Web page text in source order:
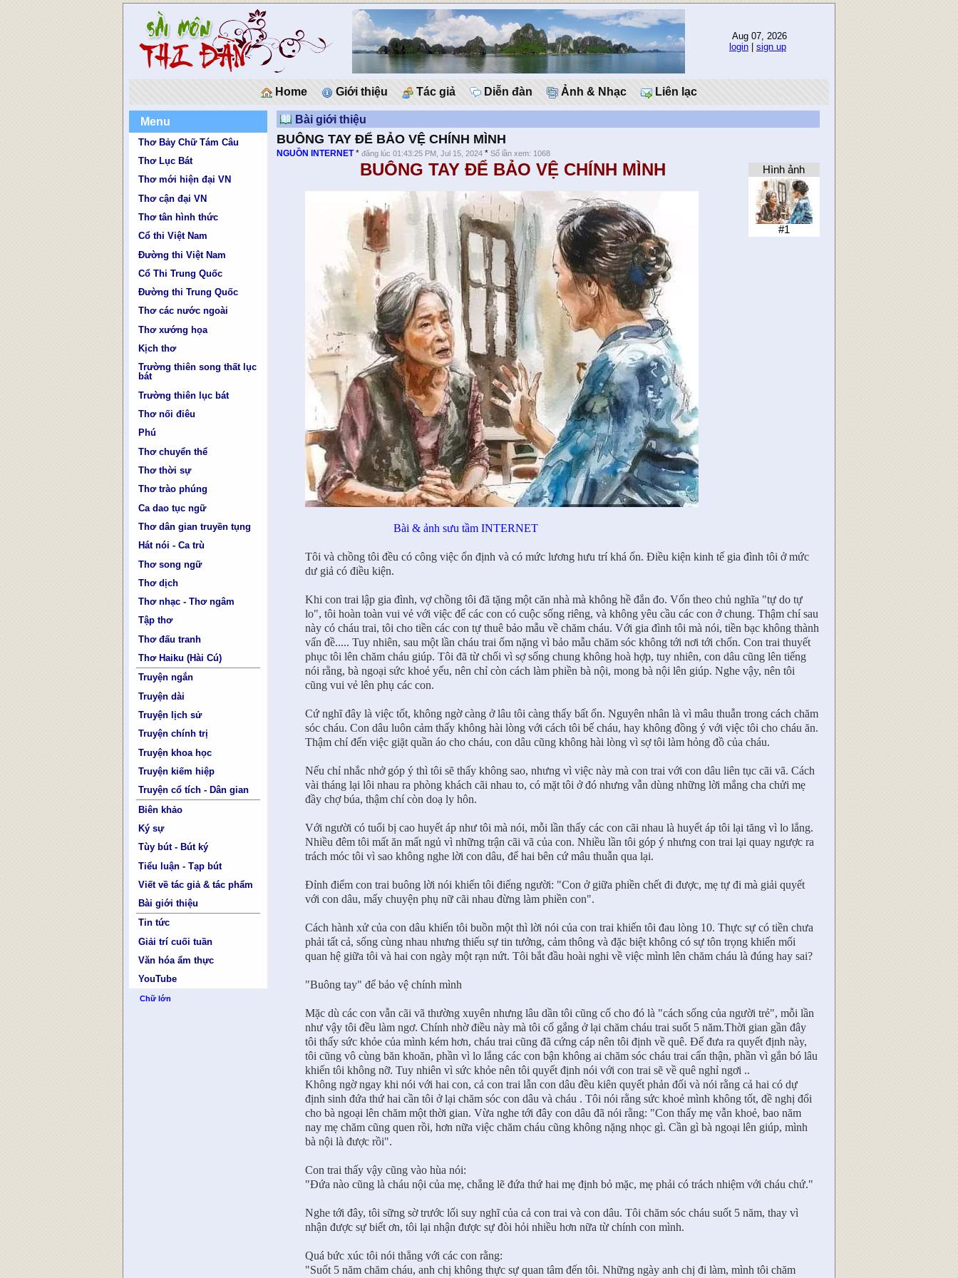
Aug 07, 2026
login
sign up
Home Giới thiệu Tác giả Diễn đàn Ảnh & Nhạc Liên lạc
Menu
Thơ Bảy Chữ Tám Câu
Thơ Lục Bát
Thơ mới hiện đại VN
Thơ cận đại VN
Thơ tân hình thức
Cổ thi Việt Nam
Đường thi Việt Nam
Cổ Thi Trung Quốc
Đường thi Trung Quốc
Thơ các nước ngoài
Thơ xướng họa
Kịch thơ
Trường thiên song thất lục
bát
Trường thiên lục bát
Thơ nối điêu
Phú
Thơ chuyển thể
Thơ thời sự
Thơ trào phúng
Ca dao tục ngữ
Thơ dân gian truyền tụng
Hát nói - Ca trù
Thơ song ngữ
Thơ dịch
Thơ nhạc - Thơ ngâm
Tập thơ
Thơ đấu tranh
Thơ Haiku (Hài Cú)
Truyện ngắn
Truyện dài
Truyện lịch sử
Truyện chính trị
Truyện khoa học
Truyện kiếm hiệp
Truyện cổ tích - Dân gian
Biên khảo
Ký sự
Tùy bút - Bút ký
Tiểu luận - Tạp bút
Viết về tác giả & tác phẩm
Bài giới thiệu
Tin tức
Giải trí cuối tuần
Văn hóa ẩm thực
YouTube
Chữ lớn
Bài giới thiệu
BUÔNG TAY ĐỂ BẢO VỆ CHÍNH MÌNH
NGUỒN INTERNET*đăng lúc 01:43:25 PM, Jul 15, 2024 *Số lần xem: 1068
Hình ảnh
#1
BUÔNG TAY ĐỂ BẢO VỆ CHÍNH MÌNH
Bài & ảnh sưu tầm INTERNET
Tôi và chồng tôi đều có công việc ổn định và có mức lương hưu trí khá ổn. Điều kiện kinh tế gia đình tôi ở mức
dư giả có điều kiện.
Khi con trai lập gia đình, vợ chồng tôi đã tặng một căn nhà mà không hề đắn đo. Vốn theo chủ nghĩa "tự do tự
lo", tôi hoàn toàn vui vẻ với việc để các con có cuộc sống riêng, và không yêu cầu các con ở chung. Thậm chí sau
này có cháu trai, tôi cho tiền các con tự thuê bảo mẫu về chăm cháu. Với gia đình tôi mà nói, tiền bạc không thành
vấn đề..... Tuy nhiên, sau một lần cháu trai ốm nặng vì bảo mẫu chăm sóc không tới nơi tới chốn. Con trai thuyết
phục tôi lên chăm cháu giúp. Tôi đã từ chối vì sợ sống chung không hoà hợp, tuy nhiên, con dâu cũng lên tiếng
nói rằng, bà ngoại sức khoẻ yếu, nên chỉ còn cách làm phiền bà nội, mong bà nội lên giúp. Nghe vậy, nên tôi
cũng vui vẻ lên phụ các con.
Cứ nghĩ đây là việc tốt, không ngờ càng ở lâu tôi càng thấy bất ổn. Nguyên nhân là vì mâu thuẫn trong cách chăm
sóc cháu. Con dâu luôn cảm thấy không hài lòng với cách tôi bế cháu, hay không đồng ý với việc tôi cho cháu ăn.
Thậm chí đến việc giặt quần áo cho cháu, con dâu cũng không hài lòng vì sợ tôi làm hỏng đồ của cháu.
Nếu chỉ nhắc nhở góp ý thì tôi sẽ thấy không sao, nhưng vì việc này mà con trai với con dâu liên tục cãi vã. Cách
vài tháng lại lôi nhau ra phòng khách cãi nhau to, có mặt tôi ở đó nhưng vẫn dùng những lời mắng cha chửi mẹ
đầy chợ búa, thậm chí còn doạ ly hôn.
Với người có tuổi bị cao huyết áp như tôi mà nói, mỗi lần thấy các con cãi nhau là huyết áp tôi lại tăng vì lo lắng.
Nhiều đêm tôi mất ăn mất ngủ vì những trận cãi vã của con. Nhiều lần tôi góp ý nhưng con trai lại quay ngược ra
trách móc tôi vì sao không nghe lời con dâu, để hai bên cứ mâu thuẫn qua lại.
Đỉnh điểm con trai buông lời nói khiến tôi điếng người: "Con ở giữa phiền chết đi được, mẹ tự đi mà giải quyết
với con dâu, mấy chuyện phụ nữ cãi nhau đừng làm phiền con".
Cách hành xử của con dâu khiến tôi buồn một thì lời nói của con trai khiến tôi đau lòng 10. Thực sự có tiền chưa
phải tất cả, sống cùng nhau nhưng thiếu sự tin tưởng, cảm thông và đặc biệt không có sự tôn trọng khiến mối
quan hệ giữa tôi và hai con ngày một rạn nứt. Tôi bắt đầu hoài nghi về việc mình lên chăm cháu là đúng hay sai?
"Buông tay" để bảo vệ chính mình
Mặc dù các con vẫn cãi vã thường xuyên nhưng lâu dần tôi cũng cố cho đó là "cách sống của người trẻ", mỗi lần
như vậy tôi đều làm ngơ. Chính nhờ điều này mà tôi cố gắng ở lại chăm cháu trai suốt 5 năm.Thời gian gần đây
tôi thấy sức khỏe của mình kém hơn, cháu trai cũng đã cứng cáp nên tôi định về quê. Để đưa ra quyết định này,
tôi cũng vô cùng băn khoăn, phần vì lo lắng các con bận không ai chăm sóc cháu trai cẩn thận, phần vì gắn bó lâu
khiến tôi không nỡ. Tuy nhiên vì sức khỏe nên tôi quyết định nói với con trai sẽ về quê nghỉ ngơi ..
Không ngờ ngay khi nói với hai con, cả con trai lẫn con dâu đều kiên quyết phản đối và nói rằng cả hai có dự
định sinh đứa thứ hai cần tôi ở lại chăm sóc con dâu và cháu . Tôi nói rằng sức khoẻ mình không tốt, đề nghị đổi
cho bà ngoại lên chăm một thời gian. Vừa nghe tới đây con dâu đã nói rằng: "Con thấy mẹ vẫn khoẻ, bao năm
nay mẹ chăm cũng quen rồi, hơn nữa việc chăm cháu cũng không nặng nhọc gì. Cần gì bà ngoại lên giúp, mình
bà nội là được rồi".
Con trai thấy vậy cũng vào hùa nói:
"Đứa nào cũng là cháu nội của mẹ, chẳng lẽ đứa thứ hai mẹ định bỏ mặc, mẹ phải có trách nhiệm với cháu chứ."
Nghe tới đây, tôi sững sờ trước lối suy nghĩ của cả con trai và con dâu. Tôi chăm sóc cháu suốt 5 năm, thay vì
nhận được sự biết ơn, tôi lại nhận được sự đòi hỏi nhiều hơn nữa từ chính con mình.
Quá bức xúc tôi nói thẳng với các con rằng:
"Suốt 5 năm chăm cháu, anh chị không thực sự quan tâm đến tôi. Những ngày anh chị đi làm, mình tôi chăm